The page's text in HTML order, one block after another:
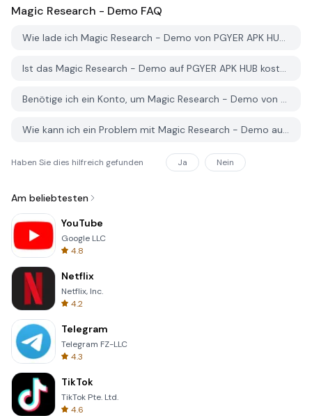
Magic Research - Demo FAQ
Wie lade ich Magic Research - Demo von PGYER APK HUB herunter?
Ist das Magic Research - Demo auf PGYER APK HUB kostenlos zum Download?
Benötige ich ein Konto, um Magic Research - Demo von PGYER APK HUB herunterzuladen?
Wie kann ich ein Problem mit Magic Research - Demo auf PGYER APK HUB melden?
Haben Sie dies hilfreich gefunden Ja Nein
Am beliebtesten
YouTube
Google LLC
4.8
Netflix
Netflix, Inc.
4.2
Telegram
Telegram FZ-LLC
4.3
TikTok
TikTok Pte. Ltd.
4.6